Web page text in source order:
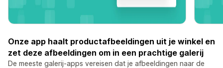
Onze app haalt productafbeeldingen uit je winkel en
zet deze afbeeldingen om in een prachtige galerij
De meeste galerij-apps vereisen dat je afbeeldingen naar de